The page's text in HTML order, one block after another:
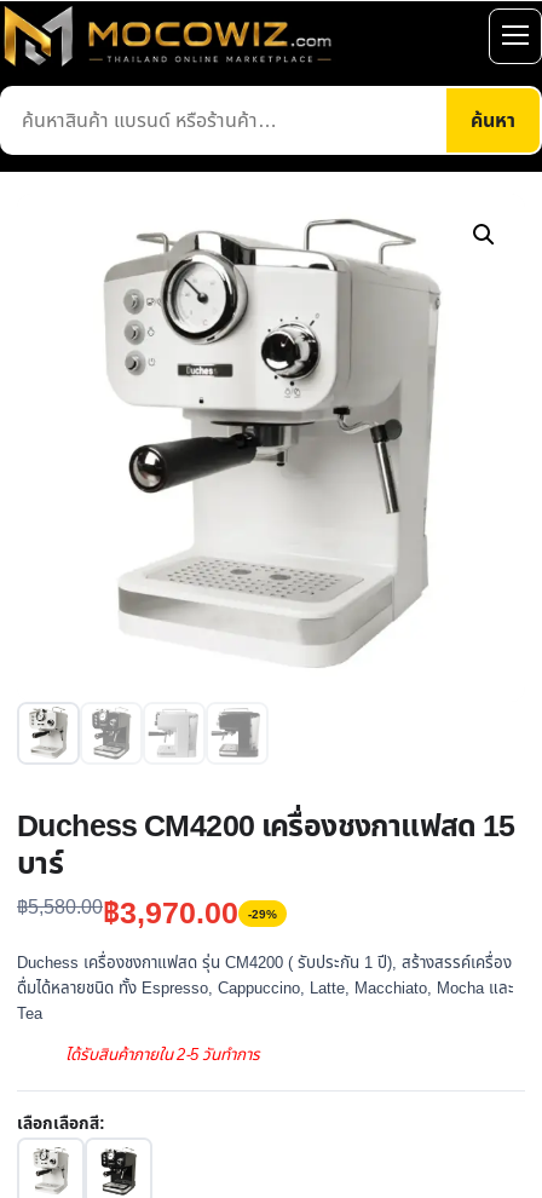
ข้าม
ไป
เนื้อหา
ค้นหา
สินค้า
ค้นหา
เปิ
เม
Duchess CM4200 เครื่องชงกาแฟสด 15
บาร์
฿5,580.00
Original
price
was:
฿5,580.00.
฿3,970.00
Current
price
is:
฿3,970.00.
-29%
Duchess เครื่องชงกาแฟสด รุ่น CM4200 ( รับประกัน 1 ปี), สร้างสรรค์เครื่อง
ดื่มได้หลายชนิด ทั้ง Espresso, Cappuccino, Latte, Macchiato, Mocha และ
Tea
ได้รับสินค้าภายใน 2-5 วันทำการ
เลือกเลือกสี:
ขาว ดำ